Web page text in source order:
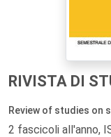
RIVISTA DI
Review of studies on
2 fascicoli all'anno,